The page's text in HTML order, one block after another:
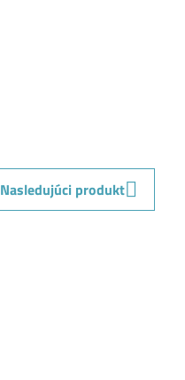
Nasledujúci produkt